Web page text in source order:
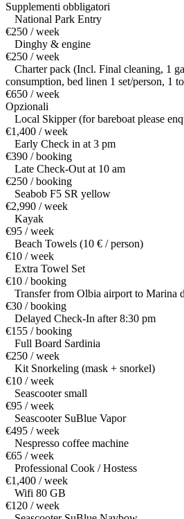
Supplementi obbligatori
National Park Entry
€250 / week
Dinghy & engine
€250 / week
Charter pack (Incl. Final cleaning, 1
consumption, bed linen 1 set/person, 1
€650 / week
Opzionali
Local Skipper (for bareboat please
€1,400 / week
Early Check in at 3 pm
€390 / booking
Late Check-Out at 10 am
€250 / booking
Seabob F5 SR yellow
€2,990 / week
Kayak
€95 / week
Beach Towels (10 € / person)
€10 / week
Extra Towel Set
€10 / booking
Transfer from Olbia airport to Marina
€30 / booking
Delayed Check-In after 8:30 pm
€155 / booking
Full Board Sardinia
€250 / week
Kit Snorkeling (mask + snorkel)
€10 / week
Seascooter small
€95 / week
Seascooter SuBlue Vapor
€495 / week
Nespresso coffee machine
€65 / week
Professional Cook / Hostess
€1,400 / week
Wifi 80 GB
€120 / week